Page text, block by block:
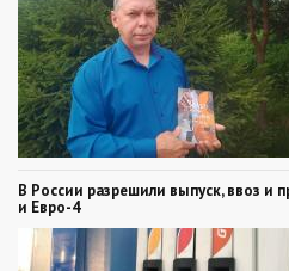
В России разрешили выпуск, ввоз и
и Евро-4